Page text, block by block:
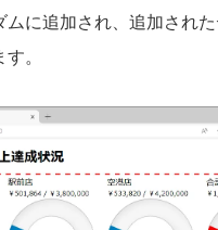
ムに追加され、追加され
。